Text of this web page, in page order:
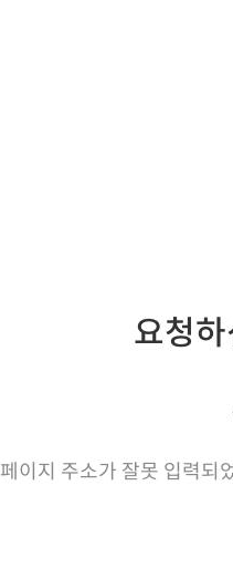
요청
페이지 주소가 잘못 입력되